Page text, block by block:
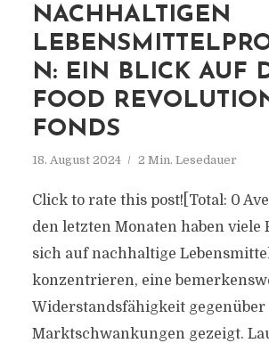
NACHHALTIGEN
N: EIN BLICK AUF
FOOD
FONDS
18. August 2024 2 Min. Lesedauer
Click to rate this post![Total: 0
den letzten Monaten haben viele
sich auf nachhaltige
konzentrieren, eine
Widerstandsfähigkeit gegenüber
Marktschwankungen gezeigt.